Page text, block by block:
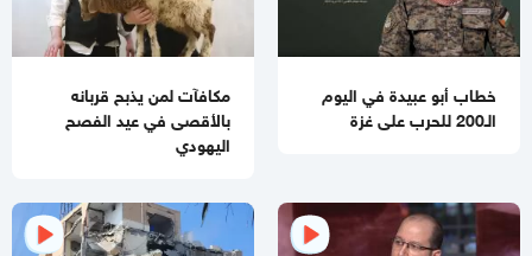
03:48 مساءاً
الفشل ينتظر "مجلس السلام العالمي"
02:39 مساءاً
مقتل جنديبن إسرائيليين وإصابة 7 آخرين بعضهم بجراح خطيرة
11:54 صباحا
منع إدخال المستلزمات الطبية يفاقم انهيار القطاع الصحي في غزة
خطاب أبو عبيدة في اليوم
الـ200 للحرب على غزة
مكافآت لمن يذبح قربانه
بالأقصى في عيد الفصح
اليهودي